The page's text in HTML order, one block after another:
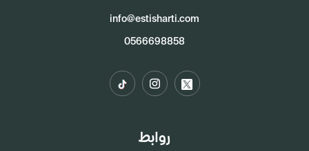
info@estisharti.com
0566698858
روابط